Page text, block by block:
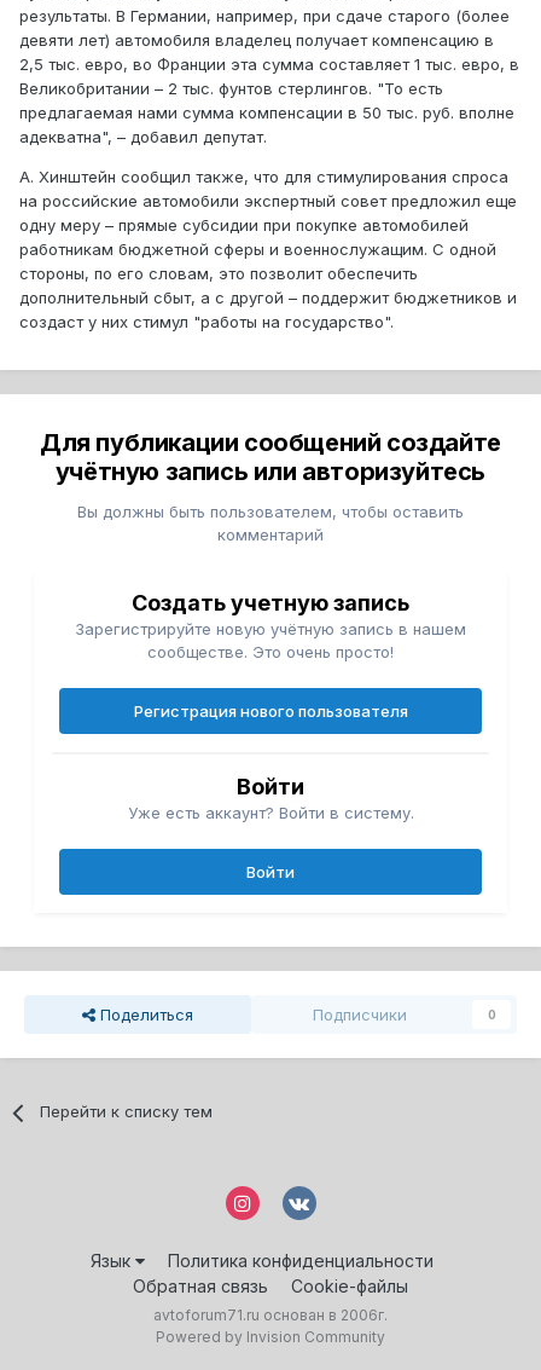
результаты. В Германии, например, при сдаче старого (более
девяти лет) автомобиля владелец получает компенсацию в
2,5 тыс. евро, во Франции эта сумма составляет 1 тыс. евро, в
Великобритании – 2 тыс. фунтов стерлингов. "То есть
предлагаемая нами сумма компенсации в 50 тыс. руб. вполне
адекватна", – добавил депутат.
А. Хинштейн сообщил также, что для стимулирования спроса
на российские автомобили экспертный совет предложил еще
одну меру – прямые субсидии при покупке автомобилей
работникам бюджетной сферы и военнослужащим. С одной
стороны, по его словам, это позволит обеспечить
дополнительный сбыт, а с другой – поддержит бюджетников и
создаст у них стимул "работы на государство".
Для публикации сообщений создайте
учётную запись или авторизуйтесь
Вы должны быть пользователем, чтобы оставить
комментарий
Создать учетную запись
Зарегистрируйте новую учётную запись в нашем
сообществе. Это очень просто!
Регистрация нового пользователя
Войти
Уже есть аккаунт? Войти в систему.
Войти
Поделиться Подписчики 0
Перейти к списку тем
Язык
Политика конфиденциальности
Обратная связь
Cookie-файлы
avtoforum71.ru основан в 2006г.
Powered by Invision Community